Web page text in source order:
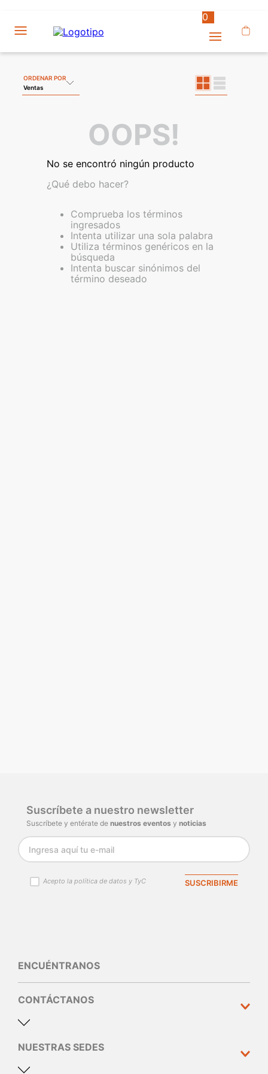
0
ORDENAR POR
Ventas
OOPS!
No se encontró ningún producto
¿Qué debo hacer?
Comprueba los términos
ingresados
Intenta utilizar una sola palabra
Utiliza términos genéricos en la
búsqueda
Intenta buscar sinónimos del
término deseado
Suscríbete a nuestro newsletter
Suscríbete y entérate de nuestros eventos y noticias
Acepto la política de datos y TyC SUSCRIBIRME
ENCUÉNTRANOS
CONTÁCTANOS
Dirección y teléfono
Calle 10 N°30 - 310 Medellín
NUESTRAS SEDES